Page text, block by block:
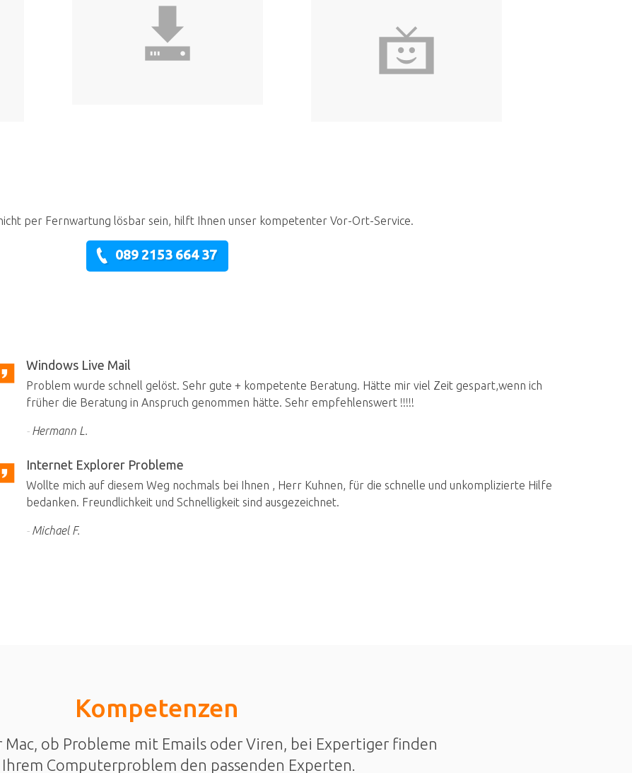
per Fernwartung lösbar sein, hilft Ihnen unser kompetenter Vor-Ort-Service.
089 2153 664 37
Windows Live Mail
Problem wurde schnell gelöst. Sehr gute + kompetente Beratung. Hätte mir viel Zeit gespart,wenn ich
früher die Beratung in Anspruch genommen hätte. Sehr empfehlenswert !!!!!
Hermann L.
Internet Explorer Probleme
Wollte mich auf diesem Weg nochmals bei Ihnen , Herr Kuhnen, für die schnelle und unkomplizierte Hilfe
bedanken. Freundlichkeit und Schnelligkeit sind ausgezeichnet.
Michael F.
Kompetenzen
ob Probleme mit Emails oder Viren, bei Expertiger finden
Ihrem Computerproblem den passenden Experten.